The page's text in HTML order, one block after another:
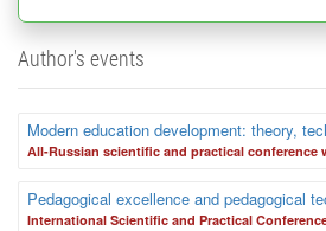
Author's events
Modern education development: theory,
Аll-Russian scientific and practical conference
Pedagogical excellence and pedagogical
International Scientific and Practical